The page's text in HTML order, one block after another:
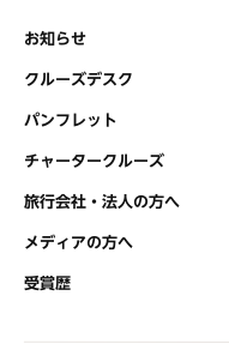
お知らせ
クルーズデスク
パンフレット
チャータークルーズ
旅行会社・法人の方へ
メディアの方へ
受賞歴